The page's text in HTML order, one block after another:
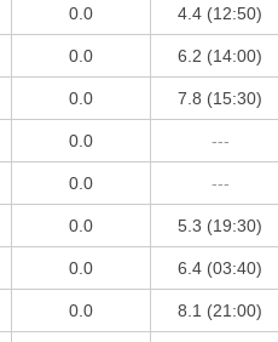
0.0 4.4 (12:50)
0.0 6.2 (14:00)
0.0 7.8 (15:30)
0.0 ---
0.0 ---
0.0 5.3 (19:30)
0.0 6.4 (03:40)
0.0 8.1 (21:00)